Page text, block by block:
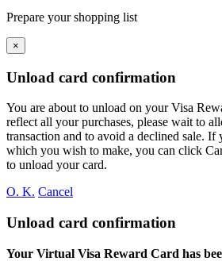
Prepare your shopping list
×
Unload card confirmation
You are about to unload on yourVisa
reflect all your purchases, please wait to
transaction and to avoid a declined sale. If
which you wish to make, you can click
to unload your card.
O. K. Cancel
Unload card confirmation
Your Virtual Visa Reward Card has